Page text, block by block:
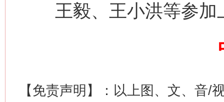
王毅、王小洪等参加
【免责声明】：以上图、文、音/
谢